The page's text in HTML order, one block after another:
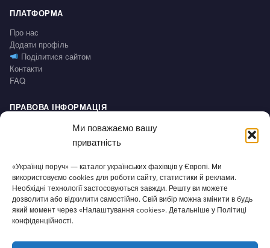
Ми поважаємо вашу
приватність
«Українці поруч» — каталог українських фахівців у Європі. Ми
використовуємо cookies для роботи сайту, статистики й реклами.
Необхідні технології застосовуються завжди. Решту ви можете
дозволити або відхилити самостійно. Свій вибір можна змінити в будь
який момент через «Налаштування cookies». Детальніше у Політиці
конфіденційності.
ПЛАТФОРМА
Про нас
Додати профіль
Поділитися сайтом
Контакти
FAQ
ПРАВОВА ІНФОРМАЦІЯ
Політика конфіденційності / Datenschutz
Умови користування / AGB
Право на відмову / Widerrufsbelehrung
СЕРВІС
Доступність
Налаштування cookies